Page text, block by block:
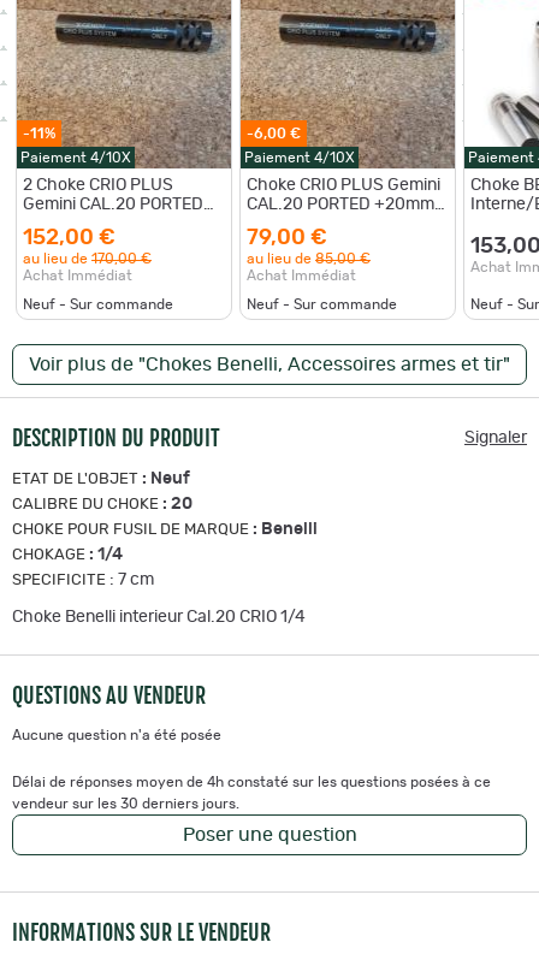
-11%
Paiement 4/10X
2 Choke CRIO PLUS
Gemini CAL.20 PORTED
152,00 €
au lieu de 170,00 €
Achat Immédiat
Neuf - Sur commande
-6,00 €
Paiement 4/10X
Choke CRIO PLUS Gemini
CAL.20 PORTED +20mm
79,00 €
au lieu de 85,00 €
Achat Immédiat
Neuf - Sur commande
Paiement
Choke
Interne/
Achat
Neuf -
Voir plus de "Chokes Benelli, Accessoires armes et tir"
DESCRIPTION DU PRODUIT Signaler
ETAT DE L'OBJET : Neuf
CALIBRE DU CHOKE : 20
CHOKE POUR FUSIL DE MARQUE : Benelli
CHOKAGE : 1/4
SPECIFICITE : 7 cm
Choke Benelli interieur Cal.20 CRIO 1/4
QUESTIONS AU VENDEUR
Aucune question n'a été posée
Délai de réponses moyen de 4h constaté sur les questions posées à ce
vendeur sur les 30 derniers jours.
Poser une question
INFORMATIONS SUR LE VENDEUR